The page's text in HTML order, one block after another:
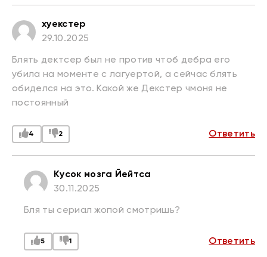
хуекстер
29.10.2025
Блять дектсер был не против чтоб дебра его
убила на моменте с лагуертой, а сейчас блять
обиделся на это. Какой же Декстер чмоня не
постоянный
4 2 Ответить
Кусок мозга Йейтса
30.11.2025
Бля ты сериал жопой смотришь?
5 1 Ответить